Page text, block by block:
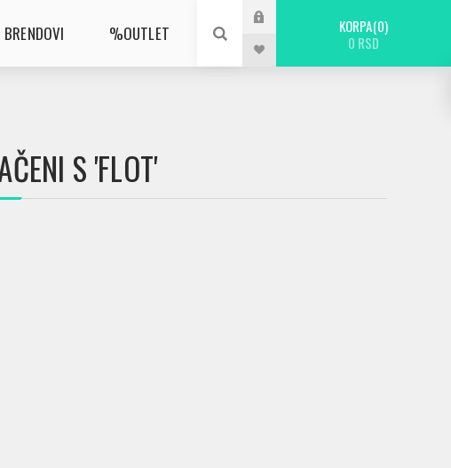
BRENDOVI %OUTLET KORPA 0
0 RSD
S 'FLOT'